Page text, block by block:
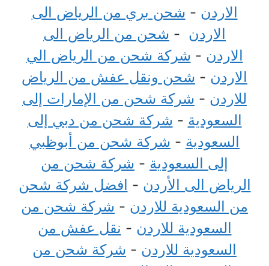
الاردن - شحن بري من الرياض الى
الاردن - شحن من الرياض الى
الاردن - شركة شحن من الرياض الي
الاردن - شحن ونقل عفش من الرياض
للاردن - شركة شحن من الإمارات إلى
السعودية - شركة شحن من دبي إلى
السعودية - شركة شحن من أبوظبي
إلى السعودية - شركة شحن من
الرياض الى الأردن - افضل شركة شحن
من السعودية للاردن - شركة شحن من
السعودية للاردن - نقل عفش من
السعودية للاردن - شركة شحن من